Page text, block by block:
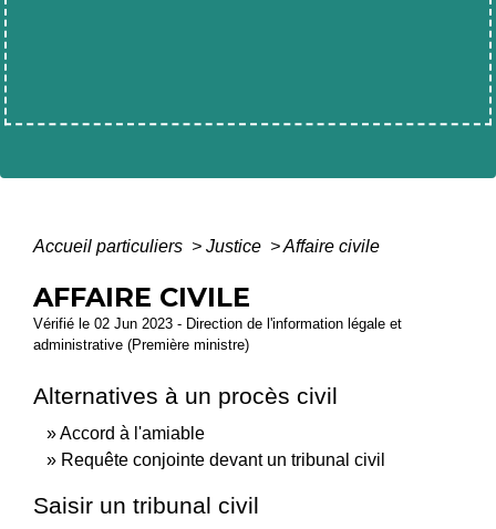
Accueil particuliers > Justice >Affaire civile
AFFAIRE CIVILE
Vérifié le 02 Jun 2023 - Direction de l'information légale et
administrative (Première ministre)
Alternatives à un procès civil
Accord à l'amiable
Requête conjointe devant un tribunal civil
Saisir un tribunal civil